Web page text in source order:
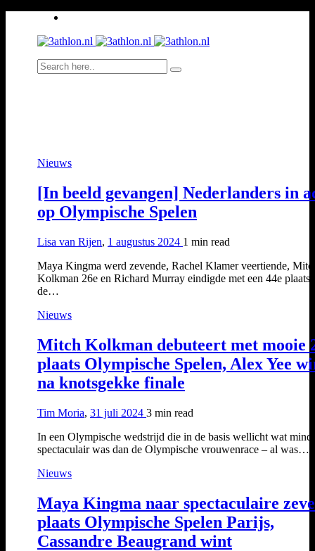
Nieuws
[In beeld gevangen] Nederlanders in
op Olympische Spelen
Lisa van Rijen, 1 augustus 2024 1 min read
Maya Kingma werd zevende, Rachel Klamer veertiende,
Kolkman 26e en Richard Murray eindigde met een 44e plaats
de…
Nieuws
Mitch Kolkman debuteert met mooie
plaats Olympische Spelen, Alex Yee
na knotsgekke finale
Tim Moria, 31 juli 2024 3 min read
In een Olympische wedstrijd die in de basis wellicht wat
spectaculair was dan de Olympische vrouwenrace – al was…
Nieuws
Maya Kingma naar spectaculaire
plaats Olympische Spelen Parijs,
Cassandre Beaugrand wint